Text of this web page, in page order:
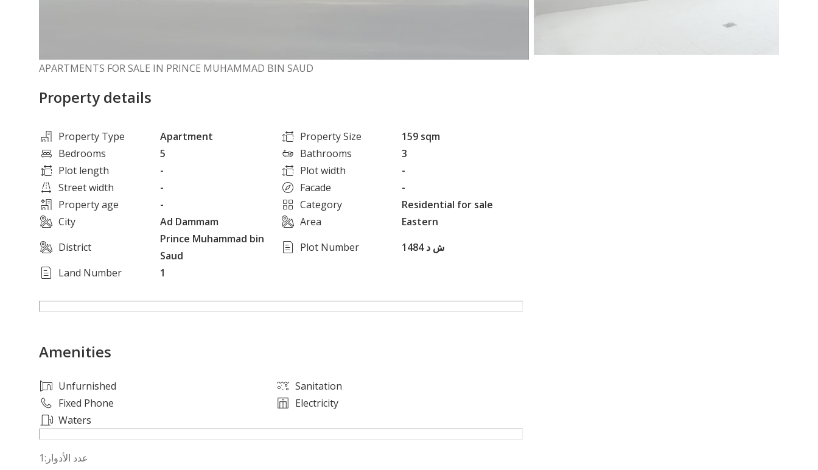
APARTMENTS FOR SALE IN PRINCE MUHAMMAD BIN SAUD
Property details
Property Type Apartment Property Size
159 sqm
Bedrooms
5 Bathrooms
3
Plot length
- Plot width
-
Street width
- Facade
-
Property age
- Category
Residential for sale
City
Ad Dammam Area
Eastern
District
Prince Muhammad bin
Saud
Plot Number
ش د 1484
Land Number
1
Amenities
Unfurnished
Sanitation
Fixed Phone
Electricity
Waters